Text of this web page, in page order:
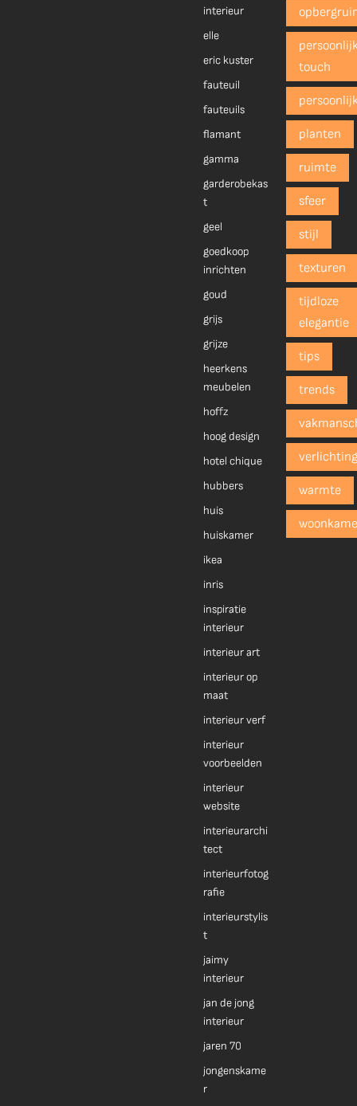
interieur
elle
eric kuster
fauteuil
fauteuils
flamant
gamma
garderobekas
t
geel
goedkoop
inrichten
goud
grijs
grijze
heerkens
meubelen
hoffz
hoog design
hotel chique
hubbers
huis
huiskamer
ikea
inris
inspiratie
interieur
interieur art
interieur op
maat
interieur verf
interieur
voorbeelden
interieur
website
interieurarchi
tect
interieurfotog
rafie
interieurstylis
t
jaimy
interieur
jan de jong
interieur
jaren 70
jongenskame
r
touch
planten
ruimte
sfeer
stijl
texturen
tijdloze
elegantie
tips
trends
warmte